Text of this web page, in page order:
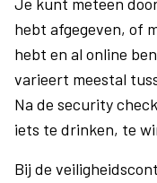
hebt afgegeven, of
hebt en al online
varieert meestal
Na de security
iets te drinken, te
Bij de